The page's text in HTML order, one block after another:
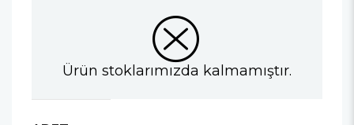
Ürün stoklarımızda kalmamıştır.